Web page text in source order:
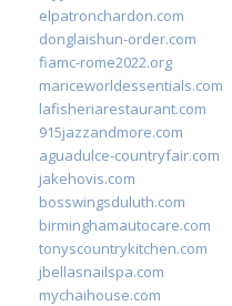
elpatronchardon.com
donglaishun-order.com
fiamc-rome2022.org
mariceworldessentials.com
lafisheriarestaurant.com
915jazzandmore.com
aguadulce-countryfair.com
jakehovis.com
bosswingsduluth.com
birminghamautocare.com
tonyscountrykitchen.com
jbellasnailspa.com
mychaihouse.com